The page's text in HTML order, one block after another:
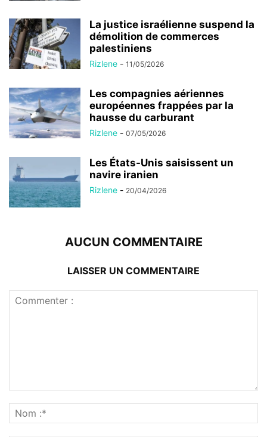
La justice israélienne suspend la
démolition de commerces
palestiniens
Rizlene - 11/05/2026
Les compagnies aériennes
européennes frappées par la
hausse du carburant
Rizlene - 07/05/2026
Les États-Unis saisissent un
navire iranien
Rizlene - 20/04/2026
AUCUN COMMENTAIRE
LAISSER UN COMMENTAIRE